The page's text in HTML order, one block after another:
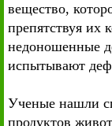
вещество,
препятствуя их
недоношенные
испытывают
Ученые нашли
продуктов